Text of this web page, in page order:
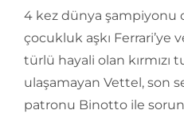
4 kez dünya şampiyonu
çocukluk aşkı Ferrari’ye
türlü hayali olan
ulaşamayan Vettel, son
patronu Binotto ile